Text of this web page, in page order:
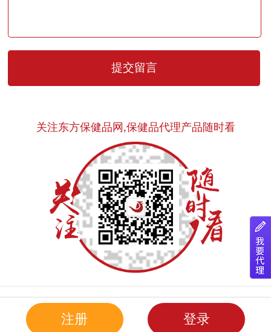
关注东方保健品网,保健品代理产品随时看
注册 登录